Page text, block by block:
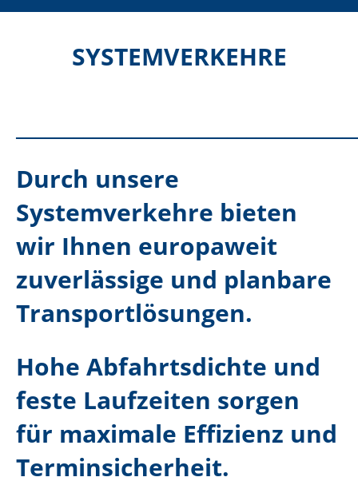
SYSTEMVERKEHRE
Durch unsere
Systemverkehre bieten
wir Ihnen europaweit
zuverlässige und planbare
Transportlösungen.
Hohe Abfahrtsdichte und
feste Laufzeiten sorgen
für maximale Effizienz und
Terminsicherheit.